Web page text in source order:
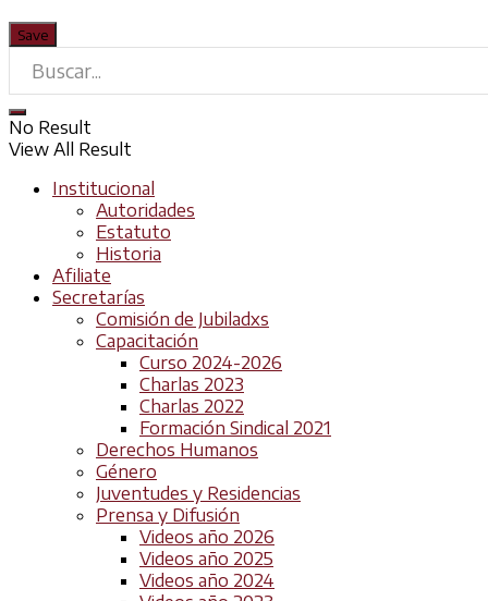
No Result
View All Result
Institucional
Autoridades
Estatuto
Historia
Afiliate
Secretarías
Comisión de Jubiladxs
Capacitación
Curso 2024-2026
Charlas 2023
Charlas 2022
Formación Sindical 2021
Derechos Humanos
Género
Juventudes y Residencias
Prensa y Difusión
Videos año 2026
Videos año 2025
Videos año 2024